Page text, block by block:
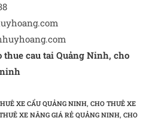
thue cau tai Quảng Ninh, cho
XE CẨU QUẢNG NINH, CHO THUÊ XE
XE NÂNG GIÁ RẺ QUẢNG NINH, CHO